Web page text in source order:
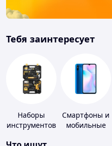
Тебя заинтересует
Наборы
инструментов
Смартфоны и
мобильные